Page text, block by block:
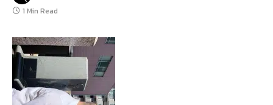
1 Min Read